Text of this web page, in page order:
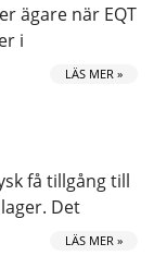
ägare när EQT
i
LÄS MER »
få tillgång till
Det
LÄS MER »